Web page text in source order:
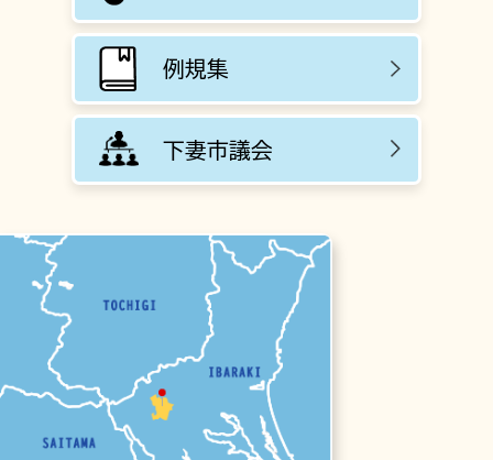
例規集
下妻市議会